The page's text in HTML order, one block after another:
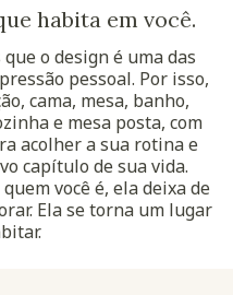
habita em você.
o design é uma das
pessoal. Por isso,
cama, mesa, banho,
e mesa posta, com
acolher a sua rotina e
capítulo de sua vida.
você é, ela deixa de
Ela se torna um lugar